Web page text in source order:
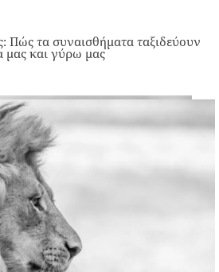
Πώς τα συναισθήματα ταξιδεύουν
μας και γύρω μας